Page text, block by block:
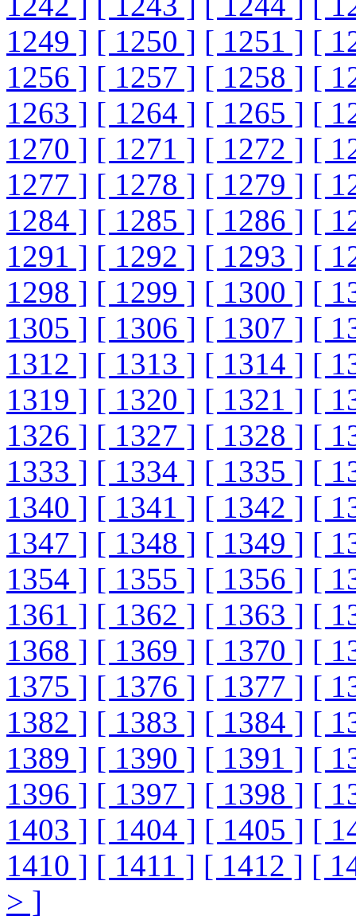
1249 ] [ 1250 ] [ 1251 ] [
1256 ] [ 1257 ] [ 1258 ] [
1263 ] [ 1264 ] [ 1265 ] [
1270 ] [ 1271 ] [ 1272 ] [
1277 ] [ 1278 ] [ 1279 ] [
1284 ] [ 1285 ] [ 1286 ] [
1291 ] [ 1292 ] [ 1293 ] [
1298 ] [ 1299 ] [ 1300 ] [
1305 ] [ 1306 ] [ 1307 ] [
1312 ] [ 1313 ] [ 1314 ] [
1319 ] [ 1320 ] [ 1321 ] [
1326 ] [ 1327 ] [ 1328 ] [
1333 ] [ 1334 ] [ 1335 ] [
1340 ] [ 1341 ] [ 1342 ] [
1347 ] [ 1348 ] [ 1349 ] [
1354 ] [ 1355 ] [ 1356 ] [
1361 ] [ 1362 ] [ 1363 ] [
1368 ] [ 1369 ] [ 1370 ] [
1375 ] [ 1376 ] [ 1377 ] [
1382 ] [ 1383 ] [ 1384 ] [
1389 ] [ 1390 ] [ 1391 ] [
1396 ] [ 1397 ] [ 1398 ] [
1403 ] [ 1404 ] [ 1405 ] [
1410 ] [ 1411 ] [ 1412 ] [
> ]